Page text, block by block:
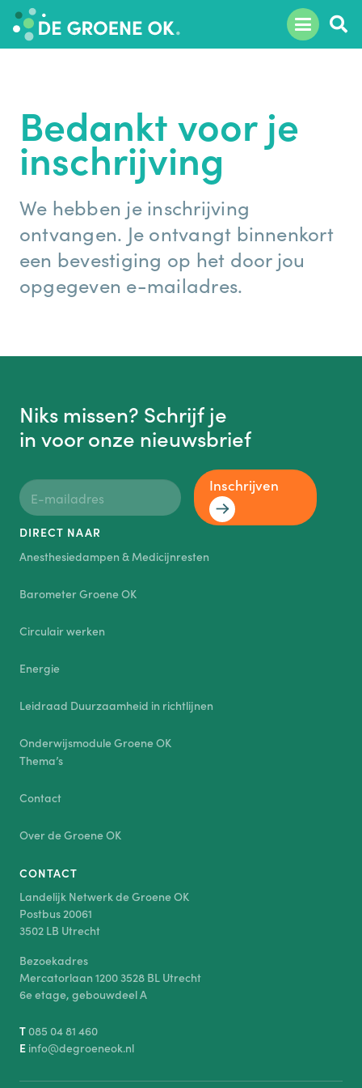
Bedankt voor je
inschrijving
We hebben je inschrijving
ontvangen. Je ontvangt binnenkort
een bevestiging op het door jou
opgegeven e-mailadres.
Niks missen? Schrijf je
in voor onze nieuwsbrief
Inschrijven
DIRECT NAAR
Anesthesiedampen & Medicijnresten
Barometer Groene OK
Circulair werken
Energie
Leidraad Duurzaamheid in richtlijnen
Onderwijsmodule Groene OK
Thema’s
Contact
Over de Groene OK
CONTACT
Landelijk Netwerk de Groene OK
Postbus 20061
3502 LB Utrecht
Bezoekadres
Mercatorlaan 1200 3528 BL Utrecht
6e etage, gebouwdeel A
T085 04 81 460
E info@degroeneok.nl